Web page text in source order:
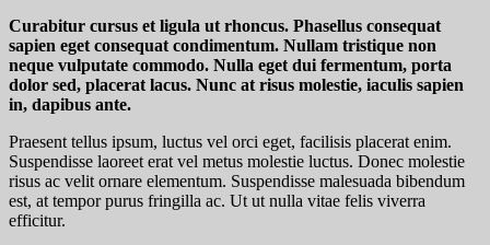
Curabitur cursus et ligula ut rhoncus. Phasellus consequat
sapien eget consequat condimentum. Nullam tristique non
neque vulputate commodo. Nulla eget dui fermentum, porta
dolor sed, placerat lacus. Nunc at risus molestie, iaculis sapien
in, dapibus ante.
Praesent tellus ipsum, luctus vel orci eget, facilisis placerat enim.
Suspendisse laoreet erat vel metus molestie luctus. Donec molestie
risus ac velit ornare elementum. Suspendisse malesuada bibendum
est, at tempor purus fringilla ac. Ut ut nulla vitae felis viverra
efficitur.